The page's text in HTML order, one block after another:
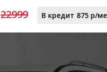
22999 В кредит 875 р/